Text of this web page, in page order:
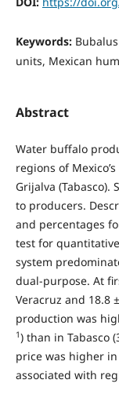
Keywords:
units, Mexican
Abstract
Water buffalo
regions of
Grijalva
to producers.
and percentages
test for
system
dual-purpose. At
Veracruz and 18.8
production was
1) than in Tabasco
price was higher
associated with